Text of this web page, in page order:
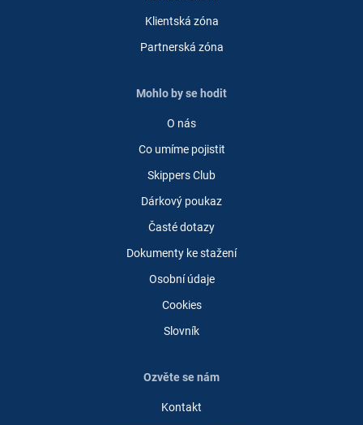
Klientská zóna
Partnerská zóna
Mohlo by se hodit
O nás
Co umíme pojistit
Skippers Club
Dárkový poukaz
Časté dotazy
Dokumenty ke stažení
Osobní údaje
Cookies
Slovník
Ozvěte se nám
Kontakt